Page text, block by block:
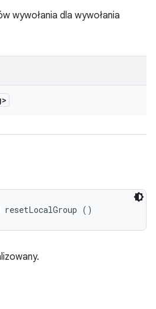
wywołania dla wywołania
()